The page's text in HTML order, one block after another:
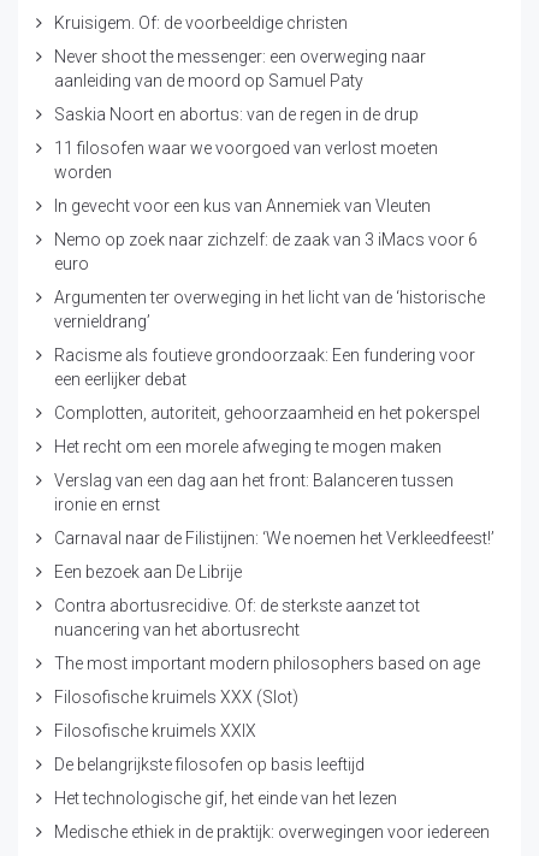
Kruisigem. Of: de voorbeeldige christen
Never shoot the messenger: een overweging naar
aanleiding van de moord op Samuel Paty
Saskia Noort en abortus: van de regen in de drup
11 filosofen waar we voorgoed van verlost moeten
worden
In gevecht voor een kus van Annemiek van Vleuten
Nemo op zoek naar zichzelf: de zaak van 3 iMacs voor 6
euro
Argumenten ter overweging in het licht van de ‘historische
vernieldrang’
Racisme als foutieve grondoorzaak: Een fundering voor
een eerlijker debat
Complotten, autoriteit, gehoorzaamheid en het pokerspel
Het recht om een morele afweging te mogen maken
Verslag van een dag aan het front: Balanceren tussen
ironie en ernst
Carnaval naar de Filistijnen: ‘We noemen het Verkleedfeest!’
Een bezoek aan De Librije
Contra abortusrecidive. Of: de sterkste aanzet tot
nuancering van het abortusrecht
The most important modern philosophers based on age
Filosofische kruimels XXX (Slot)
Filosofische kruimels XXIX
De belangrijkste filosofen op basis leeftijd
Het technologische gif, het einde van het lezen
Medische ethiek in de praktijk: overwegingen voor iedereen